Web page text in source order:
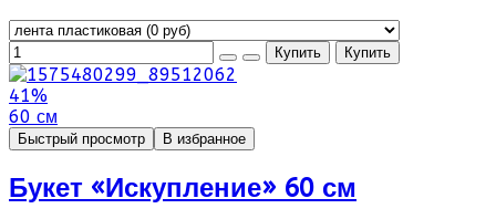
41%
60 см
Быстрый просмотр В избранное
Букет «Искупление» 60 см